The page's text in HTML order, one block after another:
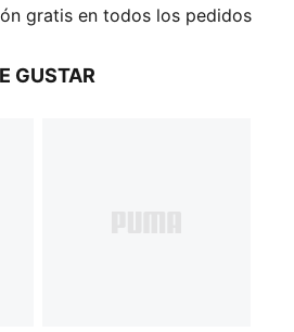
diseñada para brindar
durante todo el día.
cómoda diseñada para
gratis en todos los pedidos
GUSTAR